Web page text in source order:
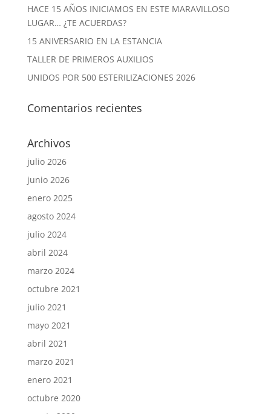
HACE 15 AÑOS INICIAMOS EN ESTE MARAVILLOSO
LUGAR… ¿TE ACUERDAS?
15 ANIVERSARIO EN LA ESTANCIA
TALLER DE PRIMEROS AUXILIOS
UNIDOS POR 500 ESTERILIZACIONES 2026
Comentarios recientes
Archivos
julio 2026
junio 2026
enero 2025
agosto 2024
julio 2024
abril 2024
marzo 2024
octubre 2021
julio 2021
mayo 2021
abril 2021
marzo 2021
enero 2021
octubre 2020